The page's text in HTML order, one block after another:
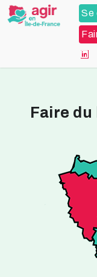
Se
Faire